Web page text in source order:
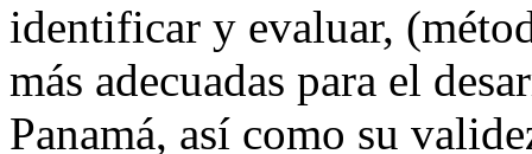
identificar y evaluar,
más adecuadas para el
Panamá, así como su